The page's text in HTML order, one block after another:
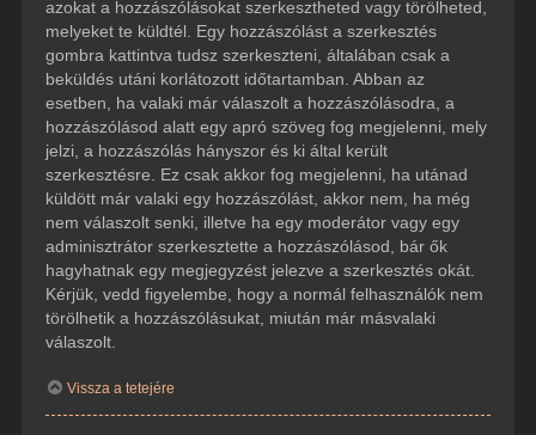
azokat a hozzászólásokat szerkesztheted vagy törölheted,
melyeket te küldtél. Egy hozzászólást a szerkesztés
gombra kattintva tudsz szerkeszteni, általában csak a
beküldés utáni korlátozott időtartamban. Abban az
esetben, ha valaki már válaszolt a hozzászólásodra, a
hozzászólásod alatt egy apró szöveg fog megjelenni, mely
jelzi, a hozzászólás hányszor és ki által került
szerkesztésre. Ez csak akkor fog megjelenni, ha utánad
küldött már valaki egy hozzászólást, akkor nem, ha még
nem válaszolt senki, illetve ha egy moderátor vagy egy
adminisztrátor szerkesztette a hozzászólásod, bár ők
hagyhatnak egy megjegyzést jelezve a szerkesztés okát.
Kérjük, vedd figyelembe, hogy a normál felhasználók nem
törölhetik a hozzászólásukat, miután már másvalaki
válaszolt.
Vissza a tetejére